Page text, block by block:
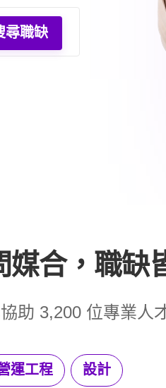
尋職缺
合， 職缺
助 3,200 位專業人
運工程 設計